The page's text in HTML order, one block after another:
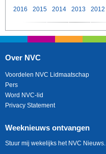
2016
2015 2014 2013 2012
Over NVC
Voordelen NVC Lidmaatschap
Pers
Word NVC-lid
Privacy Statement
Weeknieuws ontvangen
Stuur mij wekelijks het NVC Nieuws.